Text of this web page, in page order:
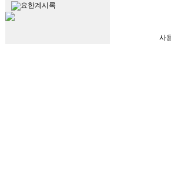
요한계시록
사